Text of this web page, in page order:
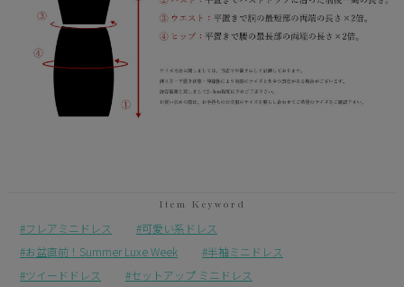
フレアミニドレス
可愛い系ドレス
お盆直前！Summer Luxe Week
半袖ミニドレス
ツイードドレス
セットアップ ミニドレス